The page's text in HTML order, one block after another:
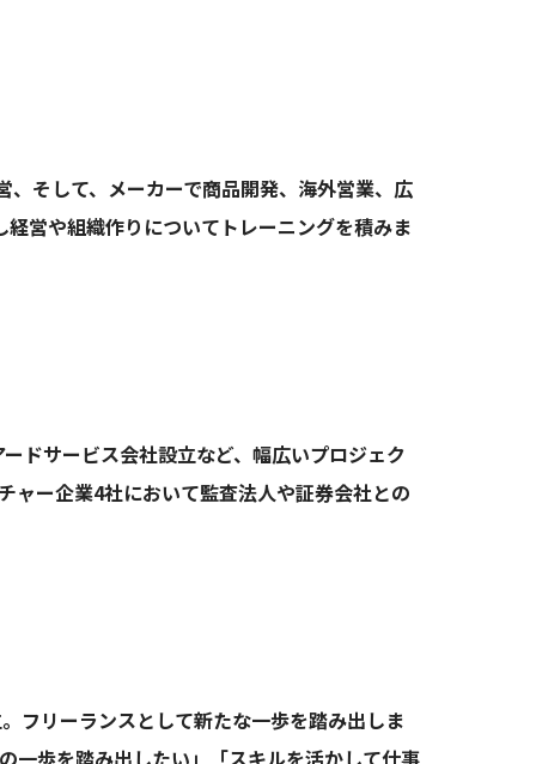
そして、メーカーで商品開発、海外営業、広
営や組織作りについてトレーニングを積みま
ドサービス会社設立など、幅広いプロジェク
ャー企業4社において監査法人や証券会社との
フリーランスとして新たな一歩を踏み出しま
一歩を踏み出したい」「スキルを活かして仕事